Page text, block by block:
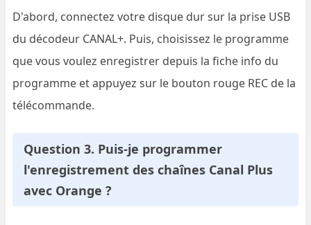
D'abord, connectez votre disque dur sur la prise USB
du décodeur CANAL+. Puis, choisissez le programme
que vous voulez enregistrer depuis la fiche info du
programme et appuyez sur le bouton rouge REC de la
télécommande.
Question 3. Puis-je programmer
l'enregistrement des chaînes Canal Plus
avec Orange ?